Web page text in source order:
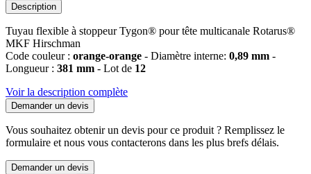
Description
Tuyau flexible à stoppeur Tygon® pour tête multicanale Rotarus®
MKF Hirschman
Code couleur : orange-orange - Diamètre interne: 0,89 mm -
Longueur : 381 mm - Lot de 12
Voir la description complète
Demander un devis
Vous souhaitez obtenir un devis pour ce produit ? Remplissez le
formulaire et nous vous contacterons dans les plus brefs délais.
Demander un devis